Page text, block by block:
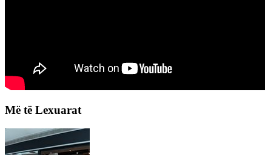
Më të Lexuarat